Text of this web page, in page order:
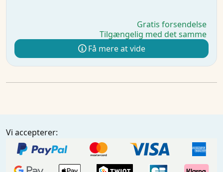
Gratis forsendelse
Tilgængelig med det samme
Få mere at vide
Vi accepterer: